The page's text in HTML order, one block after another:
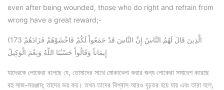
even after being wounded, those who do right and refrain from
wrong have a great reward;-
(173 الَّذِينَ قَالَ لَهُمُ النَّاسُ إِنَّ النَّاسَ قَدْ جَمَعُواْ لَكُمْ فَاخْشَوْهُمْ فَزَادَهُمْ
إِيمَاناً وَقَالُواْ حَسْبُنَا اللّهُ وَنِعْمَ الْوَكِيلُ
যাদেরকে লোকেরা বলেছে যে, তোমাদের সাথে মোকাবেলা করার জন্য লোকেরা সমাবেশ করেছে
বহু সাজ-সরঞ্জাম; তাদের ভয় কর। তখন তাদের বিশ্বাস আরও দৃঢ়তর হয়ে যায় এবং তারা বলে,